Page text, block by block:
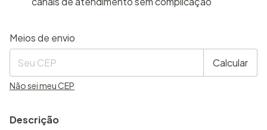
Entregas para o CEP:
Meios de envio
Calcular
Não sei meu CEP
Descrição